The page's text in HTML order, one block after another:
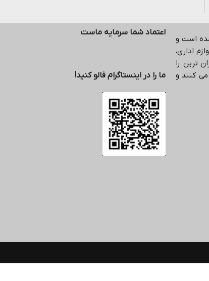
است و
اداری،
ترین را
می کنند و
اعتماد شما سرمایه ماست
ما را در اینستاگرام فالو کنید!